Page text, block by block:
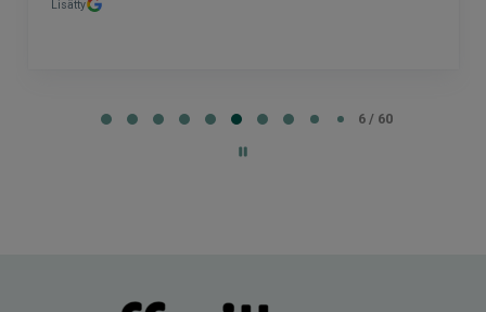
Lisätty
6 / 60